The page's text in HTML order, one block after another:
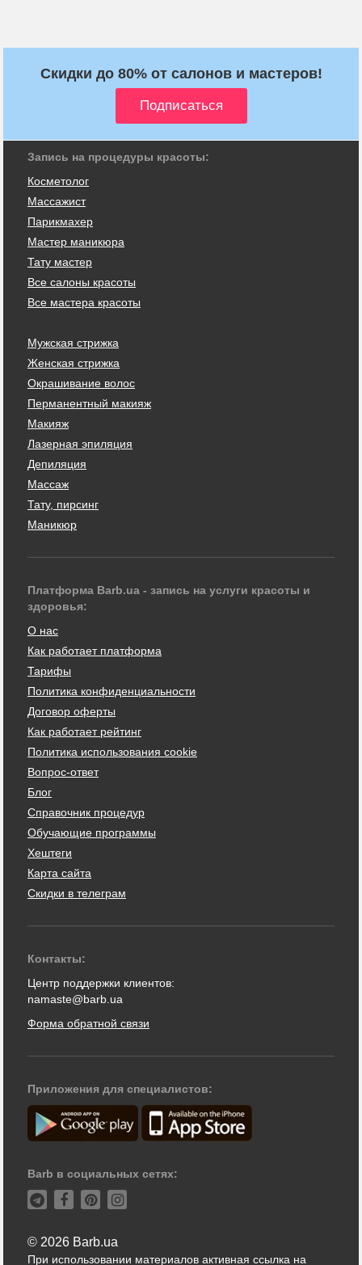
Скидки до 80% от салонов и мастеров!
Запись на процедуры красоты:
Косметолог
Массажист
Парикмахер
Мастер маникюра
Тату мастер
Все салоны красоты
Все мастера красоты
Мужская стрижка
Женская стрижка
Окрашивание волос
Перманентный макияж
Макияж
Лазерная эпиляция
Депиляция
Массаж
Тату, пирсинг
Маникюр
Платформа Barb.ua - запись на услуги красоты и
здоровья:
О нас
Как работает платформа
Тарифы
Политика конфиденциальности
Договор оферты
Как работает рейтинг
Политика использования cookie
Вопрос-ответ
Блог
Справочник процедур
Обучающие программы
Хештеги
Карта сайта
Скидки в телеграм
Контакты:
Центр поддержки клиентов:
namaste@barb.ua
Форма обратной связи
Приложения для специалистов:
Barb в социальных сетях:
© 2026 Barb.ua
При использовании материалов активная ссылка на